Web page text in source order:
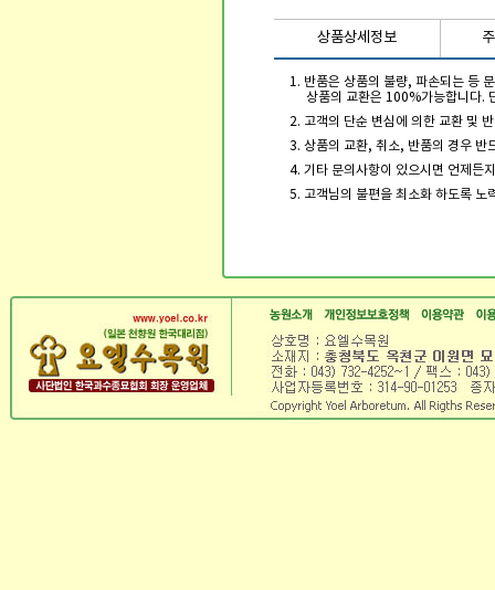
상품상세정보
1. 반품은 상품의 불량, 파손되는 등
상품의 교환은 100%가능합니다.
2. 고객의 단순 변심에 의한 교환 및
3. 상품의 교환, 취소, 반품의 경우 반
4. 기타 문의사항이 있으시면 언제든
5. 고객님의 불편을 최소화 하도록 노